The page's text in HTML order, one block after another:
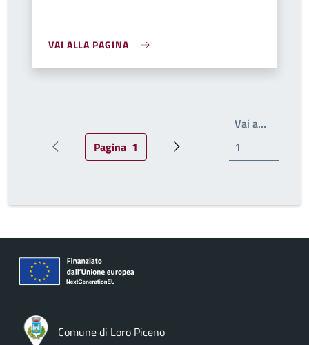
VAI ALLA PAGINA
Pagina precedentePagina attuale
Pagina 1 Pagina successiva
Vai a…
Comune di Loro Piceno